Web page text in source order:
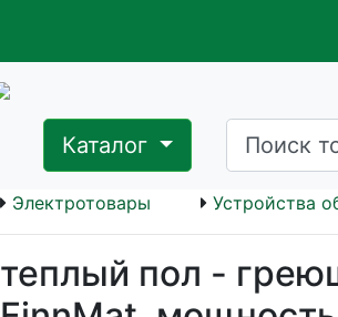
Каталог
Электротовары Устройства
теплый пол -